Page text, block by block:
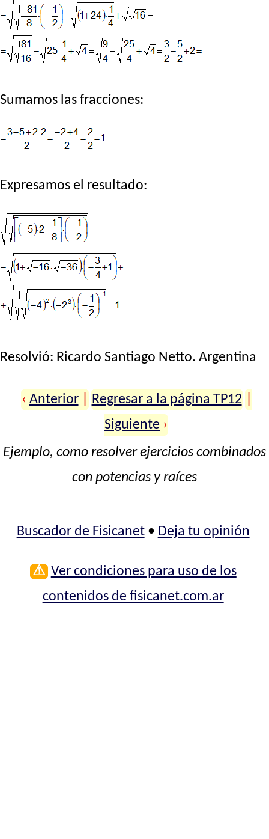
Sumamos las fracciones:
Expresamos el resultado:
Resolvió: Ricardo Santiago Netto. Argentina
‹ Anterior Regresar a la página TP12
Siguiente ›
Ejemplo, como resolver ejercicios combinados
con potencias y raíces
Buscador de Fisicanet• Deja tu opinión
⚠ Ver condiciones para uso de los
contenidos de fisicanet.com.ar